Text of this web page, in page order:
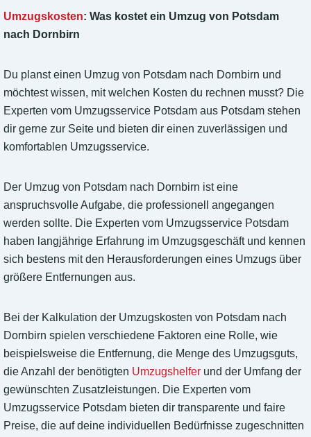
Umzugskosten: Was kostet ein Umzug von Potsdam
nach Dornbirn
Du planst einen Umzug von Potsdam nach Dornbirn und
möchtest wissen, mit welchen Kosten du rechnen musst? Die
Experten vom Umzugsservice Potsdam aus Potsdam stehen
dir gerne zur Seite und bieten dir einen zuverlässigen und
komfortablen Umzugsservice.
Der Umzug von Potsdam nach Dornbirn ist eine
anspruchsvolle Aufgabe, die professionell angegangen
werden sollte. Die Experten vom Umzugsservice Potsdam
haben langjährige Erfahrung im Umzugsgeschäft und kennen
sich bestens mit den Herausforderungen eines Umzugs über
größere Entfernungen aus.
Bei der Kalkulation der Umzugskosten von Potsdam nach
Dornbirn spielen verschiedene Faktoren eine Rolle, wie
beispielsweise die Entfernung, die Menge des Umzugsguts,
die Anzahl der benötigten Umzugshelfer und der Umfang der
gewünschten Zusatzleistungen. Die Experten vom
Umzugsservice Potsdam bieten dir transparente und faire
Preise, die auf deine individuellen Bedürfnisse zugeschnitten